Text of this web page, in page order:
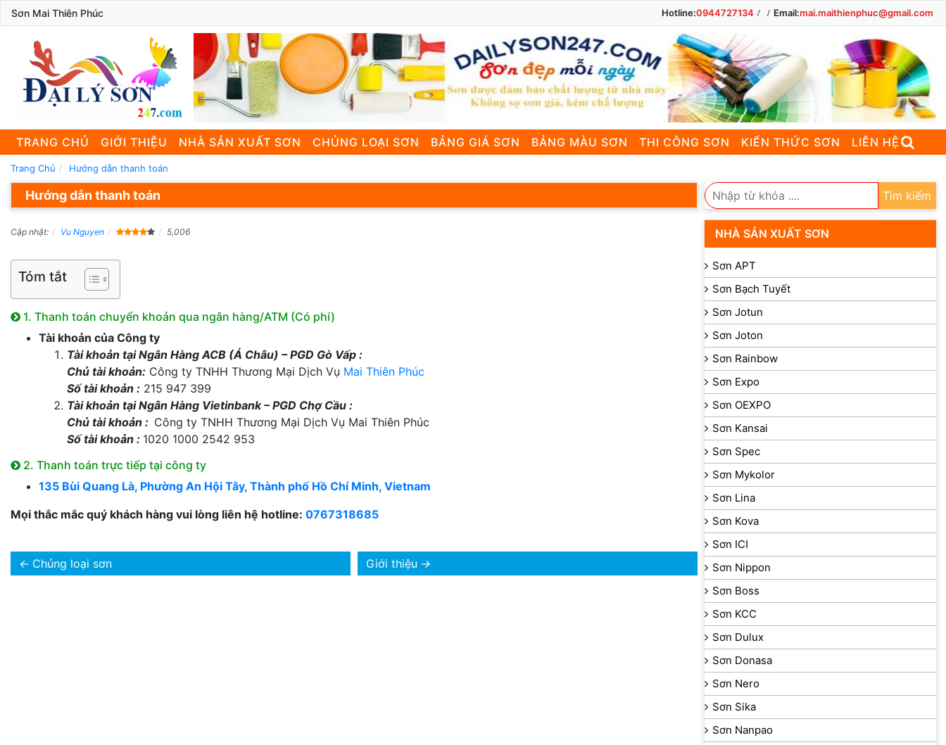
Sơn Mai Thiên Phúc Hotline:0944727134 Email:mai.maithienphuc@gmail.com
TRANG CHỦ GIỚI THIỆU NHÀ SẢN XUẤT SƠN CHỦNG LOẠI SƠN BẢNG GIÁ SƠN BẢNG MÀU SƠN THI CÔNG SƠN KIẾN THỨC SƠN LIÊN HỆ
Trang Chủ Hướng dẫn thanh toán
Hướng dẫn thanh toán
Cập nhật: Vu Nguyen 5,006
Tóm tắt
1. Thanh toán chuyển khoản qua ngân hàng/ATM (Có phí)
Tài khoản của Công ty
Tài khoản tại Ngân Hàng ACB (Á Châu) – PGD Gò Vấp :
Chủ tài khoản: Công ty TNHH Thương Mại Dịch Vụ Mai Thiên Phúc
Số tài khoản : 215 947 399
Tài khoản tại Ngân Hàng Vietinbank – PGD Chợ Cầu :
Chủ tài khoản : Công ty TNHH Thương Mại Dịch Vụ Mai Thiên Phúc
Số tài khoản : 1020 1000 2542 953
2. Thanh toán trực tiếp tại công ty
135 Bùi Quang Là, Phường An Hội Tây, Thành phố Hồ Chí Minh, Vietnam
Mọi thắc mắc quý khách hàng vui lòng liên hệ hotline: 0767318685
← Chủng loại sơn Giới thiệu →
Tìm kiếm
NHÀ SẢN XUẤT SƠN
Sơn APT
Sơn Bạch Tuyết
Sơn Jotun
Sơn Joton
Sơn Rainbow
Sơn Expo
Sơn OEXPO
Sơn Kansai
Sơn Spec
Sơn Mykolor
Sơn Lina
Sơn Kova
Sơn ICI
Sơn Nippon
Sơn Boss
Sơn KCC
Sơn Dulux
Sơn Donasa
Sơn Nero
Sơn Sika
Sơn Nanpao